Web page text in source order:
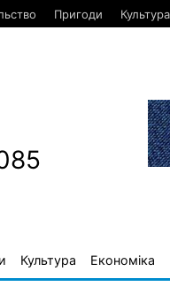
Пригоди Культура
Культура Економіка